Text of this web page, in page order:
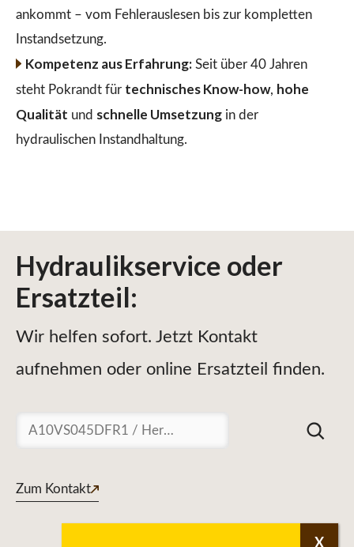
ankommt – vom Fehlerauslesen bis zur kompletten
Instandsetzung.
Kompetenz aus Erfahrung:Seit über 40 Jahren
steht Pokrandt für technisches Know-how, hohe
Qualität und schnelle Umsetzung in der
hydraulischen Instandhaltung.
Hydraulikservice oder
Ersatzteil:
Wir helfen sofort. Jetzt Kontakt
aufnehmen oder online Ersatzteil finden.
Suchen
Zum Kontakt